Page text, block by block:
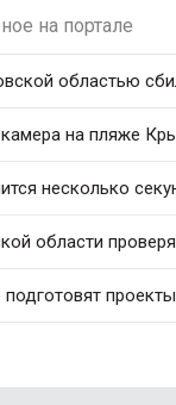
на портале
областью
на пляже
несколько
области